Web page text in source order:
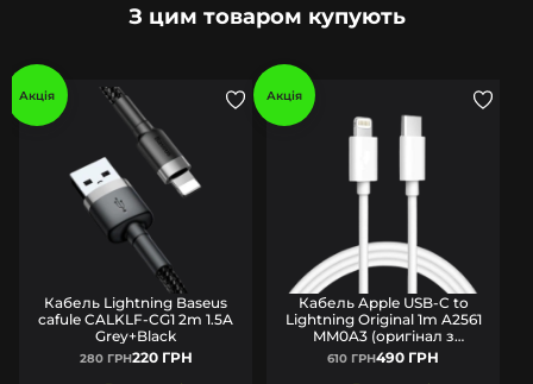
З цим товаром купують
Акція
Кабель Lightning Baseus
cafule CALKLF-CG1 2m 1.5A
Grey+Black
280 ГРН220 ГРН
Акція
Кабель Apple USB-C to
Lightning Original 1m A2561
MM0A3 (оригінал з
комплекту)
610 ГРН490 ГРН